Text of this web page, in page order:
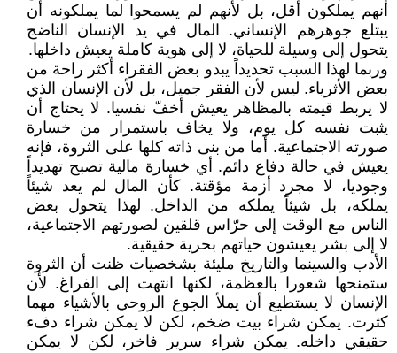
أنهم يملكون أقل، بل لأنهم لم يسمحوا لما يملكونه أن
يبتلع جوهرهم الإنساني. المال في يد الإنسان الناضج
يتحول إلى وسيلة للحياة، لا إلى هوية كاملة يعيش داخلها.
وربما لهذا السبب تحديداً يبدو بعض الفقراء أكثر راحة من
بعض الأثرياء. ليس لأن الفقر جميل، بل لأن الإنسان الذي
لا يربط قيمته بالمظاهر يعيش أخفّ نفسيا. لا يحتاج أن
يثبت نفسه كل يوم، ولا يخاف باستمرار من خسارة
صورته الاجتماعية. أما من بنى ذاته كلها على الثروة، فإنه
يعيش في حالة دفاع دائم. أي خسارة مالية تصبح تهديداً
وجوديا، لا مجرد أزمة مؤقتة. كأن المال لم يعد شيئاً
يملكه، بل شيئاً يملكه من الداخل. لهذا يتحول بعض
الناس مع الوقت إلى حرّاس قلقين لصورتهم الاجتماعية،
لا إلى بشر يعيشون حياتهم بحرية حقيقية.
الأدب والسينما والتاريخ مليئة بشخصيات ظنت أن الثروة
ستمنحها شعورا بالعظمة، لكنها انتهت إلى الفراغ. لأن
الإنسان لا يستطيع أن يملأ الجوع الروحي بالأشياء مهما
كثرت. يمكن شراء بيت ضخم، لكن لا يمكن شراء دفء
حقيقي داخله. يمكن شراء سرير فاخر، لكن لا يمكن